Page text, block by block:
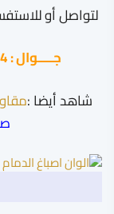
لتواصل أو
جـــــوال :
شاهد أيضا :